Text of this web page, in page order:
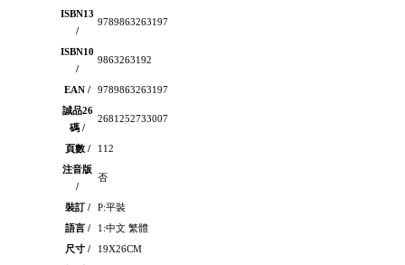
ISBN13
/
9789863263197
ISBN10
/
9863263192
EAN /
9789863263197
誠品26
碼 /
2681252733007
頁數 /
112
注音版
/
否
裝訂 /
P:平裝
語言 /
1:中文 繁體
尺寸 /
19X26CM